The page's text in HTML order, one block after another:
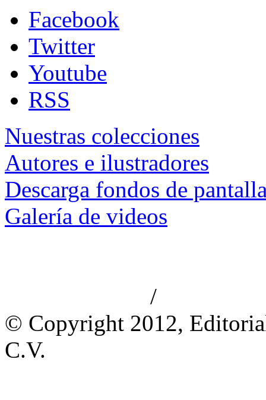
Facebook
Twitter
Youtube
RSS
Nuestras colecciones
Autores e ilustradores
Descarga fondos de
Galería de videos
/
© Copyright 2012,
C.V.